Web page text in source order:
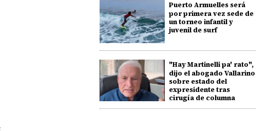
Puerto Armuelles será
por primera vez sede de
un torneo infantil y
juvenil de surf
"Hay Martinelli pa' rato",
dijo el abogado Vallarino
sobre estado del
expresidente tras
cirugía de columna